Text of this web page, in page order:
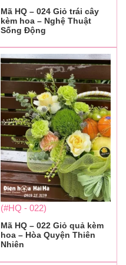
Mã HQ – 024 Giỏ trái cây
kèm hoa – Nghệ Thuật
Sống Động
(#HQ - 022)
Mã HQ – 022 Giỏ quả kèm
hoa – Hòa Quyện Thiên
Nhiên